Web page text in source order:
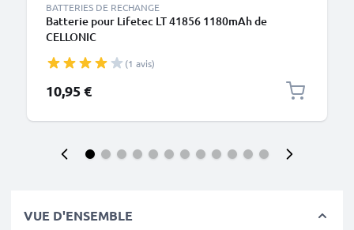
BATTERIES DE RECHANGE
Batterie pour Lifetec LT 41856 1180mAh de
CELLONIC
(1 avis)
10,95 €
VUE D'ENSEMBLE